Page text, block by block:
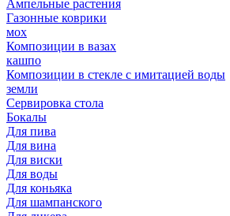
Ампельные растения
Газонные коврики
мох
Композиции в вазах
кашпо
Композиции в стекле с имитацией воды
земли
Сервировка стола
Бокалы
Для пива
Для вина
Для виски
Для воды
Для коньяка
Для шампанского